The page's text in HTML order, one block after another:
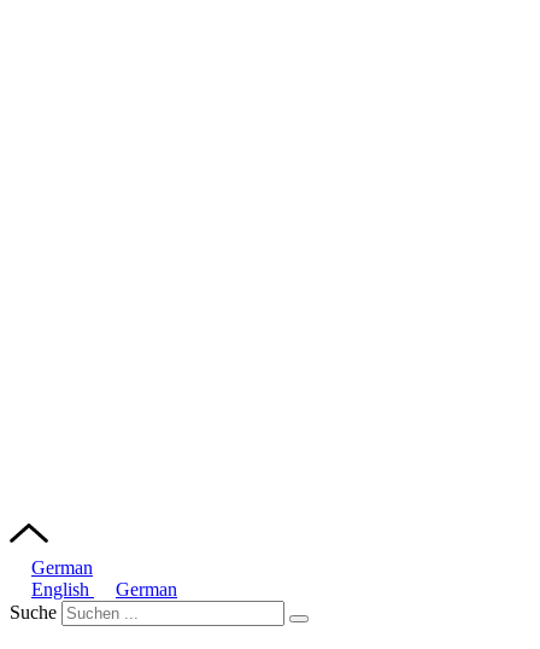
German
English
German
Suche